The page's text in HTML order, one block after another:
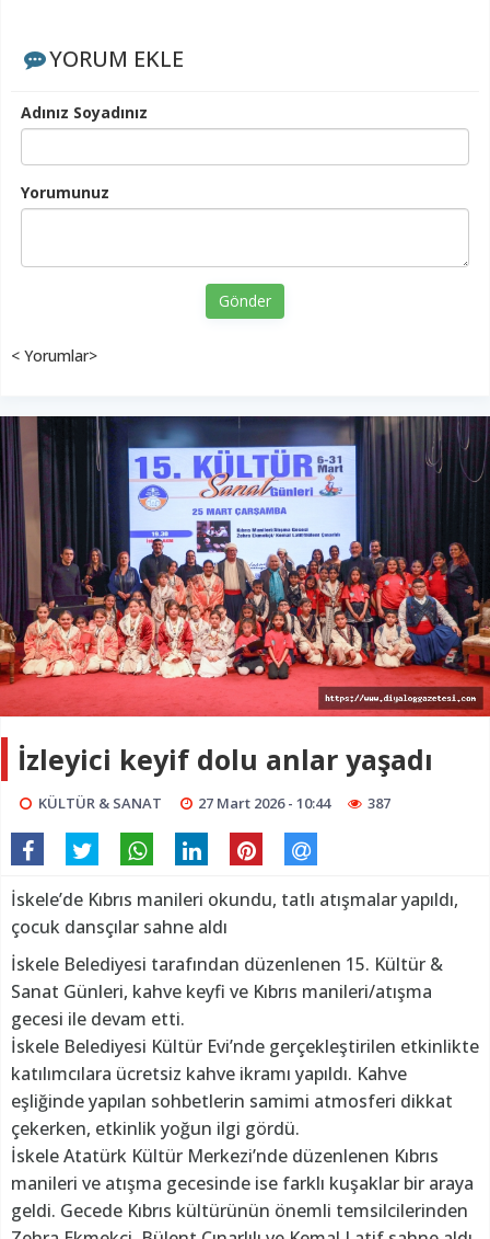
YORUM EKLE
Adınız Soyadınız
Yorumunuz
Gönder
< Yorumlar>
İzleyici keyif dolu anlar yaşadı
KÜLTÜR & SANAT 27 Mart 2026 - 10:44 387
İskele’de Kıbrıs manileri okundu, tatlı atışmalar yapıldı,
çocuk dansçılar sahne aldı
İskele Belediyesi tarafından düzenlenen 15. Kültür &
Sanat Günleri, kahve keyfi ve Kıbrıs manileri/atışma
gecesi ile devam etti.
İskele Belediyesi Kültür Evi’nde gerçekleştirilen etkinlikte
katılımcılara ücretsiz kahve ikramı yapıldı. Kahve
eşliğinde yapılan sohbetlerin samimi atmosferi dikkat
çekerken, etkinlik yoğun ilgi gördü.
İskele Atatürk Kültür Merkezi’nde düzenlenen Kıbrıs
manileri ve atışma gecesinde ise farklı kuşaklar bir araya
geldi. Gecede Kıbrıs kültürünün önemli temsilcilerinden